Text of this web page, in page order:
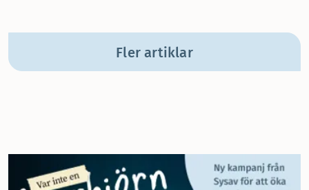
Fler artiklar